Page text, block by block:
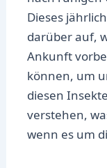
Dieses
darüber auf,
Ankunft
können, um
diesen
verstehen,
wenn es um